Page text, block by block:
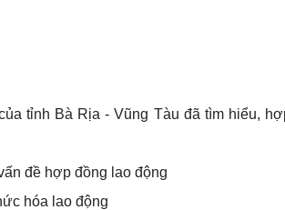
tỉnh Bà Rịa - Vũng Tàu đã tìm hiểu,
đề hợp đồng lao động
hóa lao động